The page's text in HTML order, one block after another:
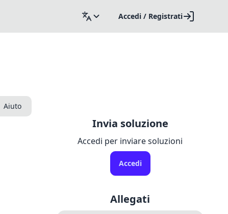
Accedi / Registrati
Aiuto
Invia soluzione
Accedi per inviare soluzioni
Accedi
Allegati